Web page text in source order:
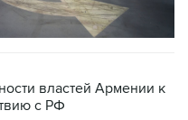
властей Армении к
с РФ